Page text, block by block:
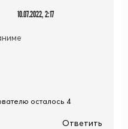
10.07.2022, 2:17
осталось 4
Ответить